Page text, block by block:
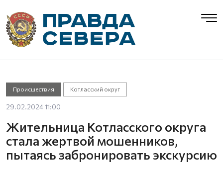
Происшествия Котласский округ
29.02.2024 11:00
Жительница Котласского округа
стала жертвой мошенников,
пытаясь забронировать экскурсию